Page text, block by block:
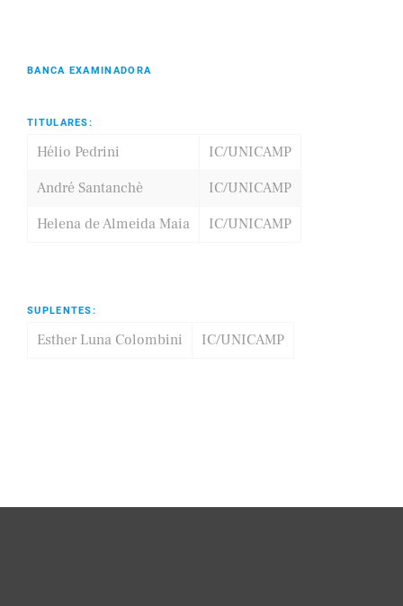
BANCA EXAMINADORA
TITULARES:
Hélio Pedrini
IC/UNICAMP
André Santanchè
IC/UNICAMP
Helena de Almeida Maia
IC/UNICAMP
SUPLENTES:
Esther Luna Colombini IC/UNICAMP